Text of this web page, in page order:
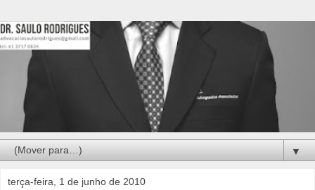
▼
terça-feira, 1 de junho de 2010